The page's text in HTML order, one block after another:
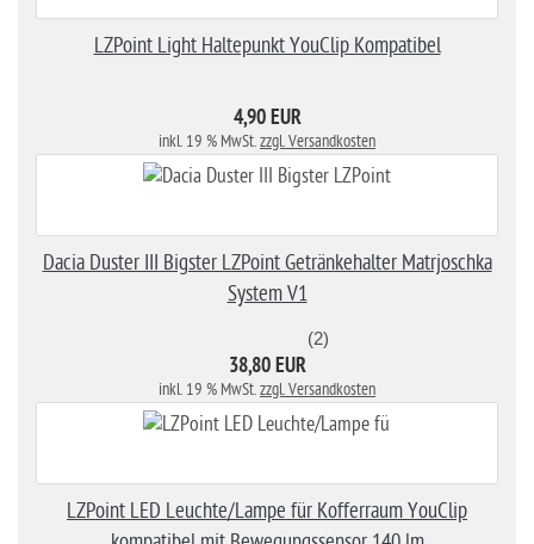
LZPoint Light Haltepunkt YouClip Kompatibel
4,90 EUR
inkl. 19 % MwSt.zzgl. Versandkosten
Dacia Duster III Bigster LZPoint Getränkehalter Matrjoschka
System V1
(2)
38,80 EUR
inkl. 19 % MwSt.zzgl. Versandkosten
LZPoint LED Leuchte/Lampe für Kofferraum YouClip